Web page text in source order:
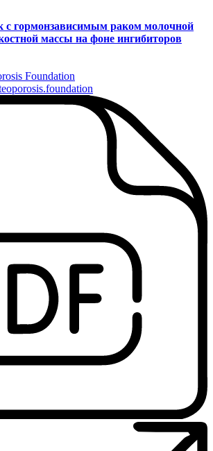
c гормонзависимым раком молочной
массы на фоне ингибиторов
Foundation